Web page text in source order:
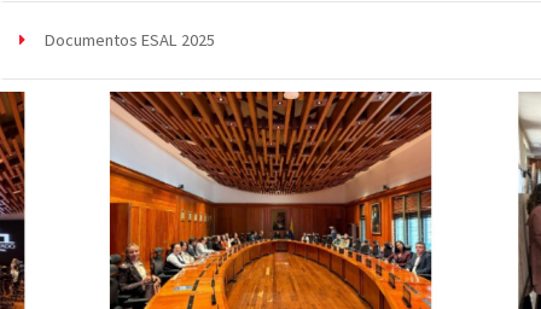
Documentos ESAL 2025